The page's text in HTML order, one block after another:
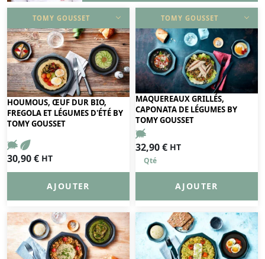
TOMY GOUSSET
DÉCOUVRIR
HOUMOUS, ŒUF DUR BIO,
FREGOLA ET LÉGUMES D'ÉTÉ BY
TOMY GOUSSET
30,90€ HT
AJOUTER
TOMY GOUSSET
DÉCOUVRIR
MAQUEREAUX GRILLÉS,
CAPONATA DE LÉGUMES BY
TOMY GOUSSET
32,90€ HT
AJOUTER